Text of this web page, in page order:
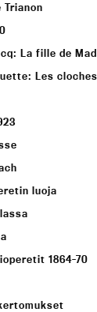
Trianon
La fille de
Les
luoja
1864-70